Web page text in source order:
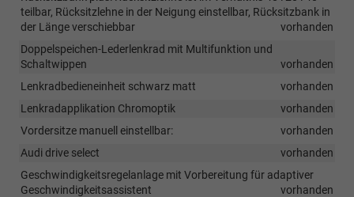
teilbar, Rücksitzlehne in der Neigung einstellbar, Rücksitzbank in
der Länge verschiebbar
vorhanden
Doppelspeichen-Lederlenkrad mit Multifunktion und
Schaltwippen
vorhanden
Lenkradbedieneinheit schwarz matt
vorhanden
Lenkradapplikation Chromoptik
vorhanden
Vordersitze manuell einstellbar:
vorhanden
Audi drive select
vorhanden
Geschwindigkeitsregelanlage mit Vorbereitung für adaptiver
Geschwindigkeitsassistent
vorhanden